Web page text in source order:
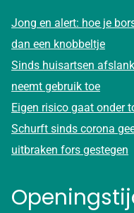
Jong en alert: hoe je
dan een knobbeltje
Sinds huisartsen
neemt gebruik toe
Eigen risico gaat onder
Schurft sinds corona
uitbraken fors gestegen